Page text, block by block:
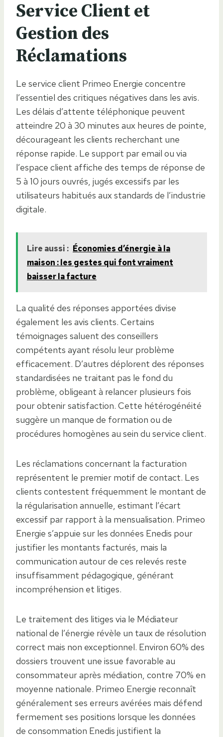
Service Client et
Gestion des
Réclamations
Le service client Primeo Energie concentre
l’essentiel des critiques négatives dans les avis.
Les délais d’attente téléphonique peuvent
atteindre 20 à 30 minutes aux heures de pointe,
décourageant les clients recherchant une
réponse rapide. Le support par email ou via
l’espace client affiche des temps de réponse de
5 à 10 jours ouvrés, jugés excessifs par les
utilisateurs habitués aux standards de l’industrie
digitale.
Lire aussi : Économies d’énergie à la
maison : les gestes qui font vraiment
baisser la facture
La qualité des réponses apportées divise
également les avis clients. Certains
témoignages saluent des conseillers
compétents ayant résolu leur problème
efficacement. D’autres déplorent des réponses
standardisées ne traitant pas le fond du
problème, obligeant à relancer plusieurs fois
pour obtenir satisfaction. Cette hétérogénéité
suggère un manque de formation ou de
procédures homogènes au sein du service client.
Les réclamations concernant la facturation
représentent le premier motif de contact. Les
clients contestent fréquemment le montant de
la régularisation annuelle, estimant l’écart
excessif par rapport à la mensualisation. Primeo
Energie s’appuie sur les données Enedis pour
justifier les montants facturés, mais la
communication autour de ces relevés reste
insuffisamment pédagogique, générant
incompréhension et litiges.
Le traitement des litiges via le Médiateur
national de l’énergie révèle un taux de résolution
correct mais non exceptionnel. Environ 60% des
dossiers trouvent une issue favorable au
consommateur après médiation, contre 70% en
moyenne nationale. Primeo Energie reconnaît
généralement ses erreurs avérées mais défend
fermement ses positions lorsque les données
de consommation Enedis justifient la